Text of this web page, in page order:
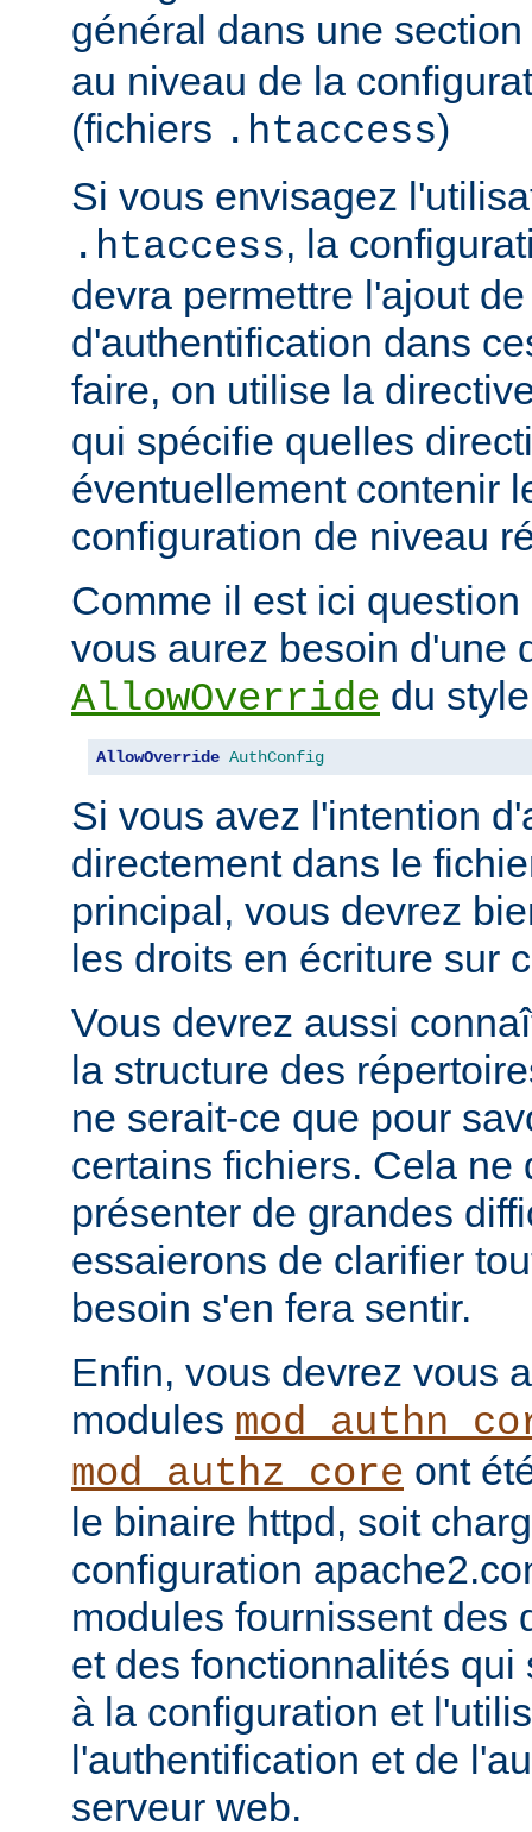
général dans une section
au niveau de la
(fichiers .htaccess)
Si vous envisagez
.htaccess, la
devra permettre l'ajout
d'authentification dans
faire, on utilise la
qui spécifie quelles
éventuellement contenir
configuration de niveau
Comme il est ici
vous aurez besoin d'une
AllowOverride du
AllowOverride AuthConfig
Si vous avez l'intention
directement dans le
principal, vous devrez
les droits en écriture sur
Vous devrez aussi
la structure des
ne serait-ce que pour
certains fichiers. Cela ne
présenter de grandes
essaierons de clarifier
besoin s'en fera sentir.
Enfin, vous devrez vous
modules
mod_authz_core ont
le binaire httpd, soit
configuration
modules fournissent des
et des fonctionnalités
à la configuration et
l'authentification et de
serveur web.